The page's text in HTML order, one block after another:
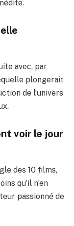
avec, par
plongerait
de l’univers
voir le jour
des 10 films,
qu’il n’en
passionné de